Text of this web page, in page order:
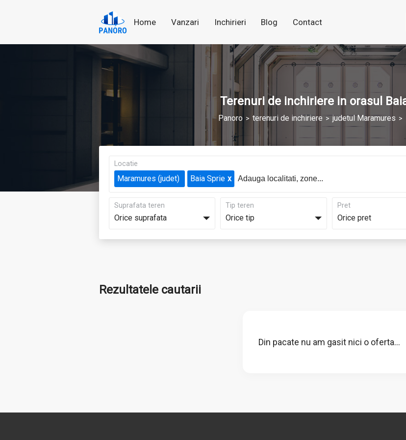
Home Vanzari Inchirieri Blog Contact
Terenuri de inchiriere in orasul
Panoro terenuri de inchiriere judetul Maramures
Locatie
Maramures (judet) Baia Sprie
Suprafata teren
Orice suprafata
Tip teren
Orice tip
Pret
Orice pret
Rezultatele cautarii
Din pacate nu am gasit nici o oferta...